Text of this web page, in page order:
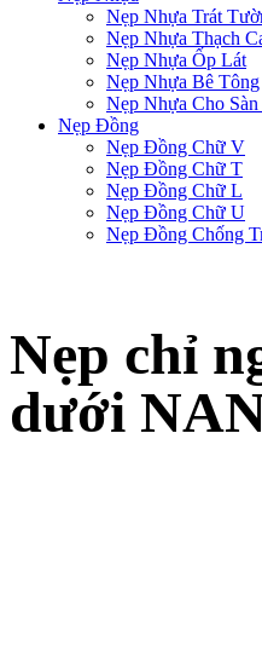
Nẹp Nhựa Trát
Nẹp Nhựa Thạch
Nẹp Nhựa Ốp Lát
Nẹp Nhựa Bê Tông
Nẹp Nhựa Cho
Nẹp Đồng
Nẹp Đồng Chữ V
Nẹp Đồng Chữ T
Nẹp Đồng Chữ L
Nẹp Đồng Chữ U
Nẹp Đồng Chống
Nẹp chỉ
dưới